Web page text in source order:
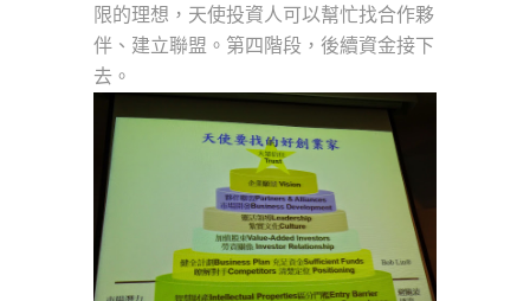
限的理想，天使投資人可以幫忙找合作夥
伴、建立聯盟。第四階段，後續資金接下
去。